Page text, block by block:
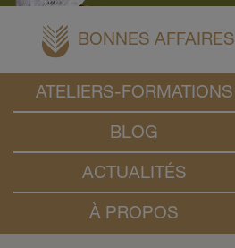
BONNES AFFAIRES
ATELIERS-FORMATIONS
BLOG
ACTUALITÉS
À PROPOS